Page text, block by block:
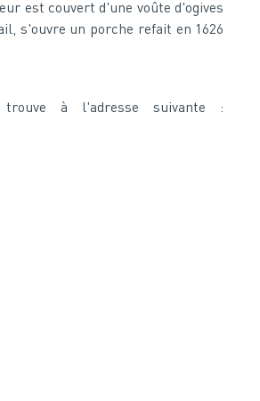
est couvert d'une voûte d'ogives
s'ouvre un porche refait en 1626
à l'adresse suivante :